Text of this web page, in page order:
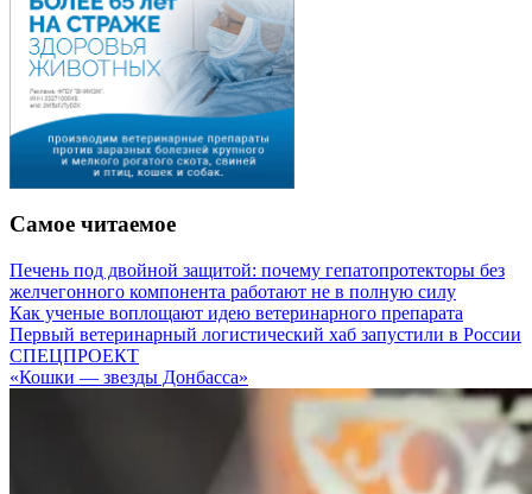
Самое читаемое
Печень под двойной защитой: почему гепатопротекторы без
желчегонного компонента работают не в полную силу
Как ученые воплощают идею ветеринарного препарата
Первый ветеринарный логистический хаб запустили в России
СПЕЦПРОЕКТ
«Кошки — звезды Донбасса»